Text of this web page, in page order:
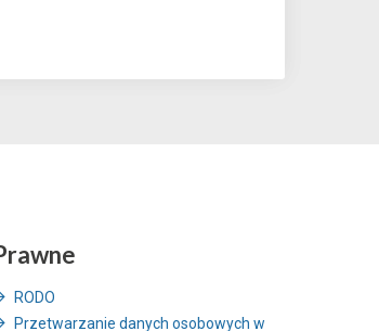
RODO
Przetwarzanie danych osobowych w